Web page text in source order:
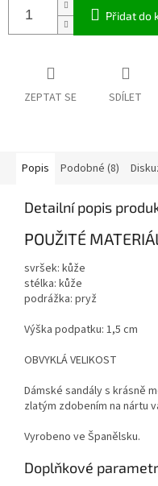
Přidat do
ZEPTAT SE SDÍLET
Popis Podobné (8)
Detailní popis
POUŽITÉ
svršek: kůže
stélka: kůže
podrážka: pryž
Výška podpatku: 1,5 cm
OBVYKLÁ VELIKOST
Dámské sandály s krásně
zlatým zdobením na nártu
Vyrobeno ve Španělsku.
Doplňkové